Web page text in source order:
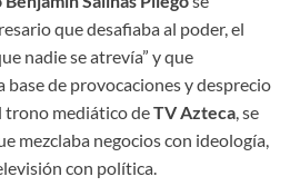
que desafiaba al poder, el
nadie se atrevía” y que
de provocaciones y desprecio
trono mediático deTV Azteca, se
mezclaba negocios con ideología,
con política.